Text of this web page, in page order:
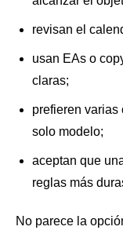
revisan el
usan EAs o
claras;
prefieren varias
solo modelo;
aceptan que
reglas más
No parece la